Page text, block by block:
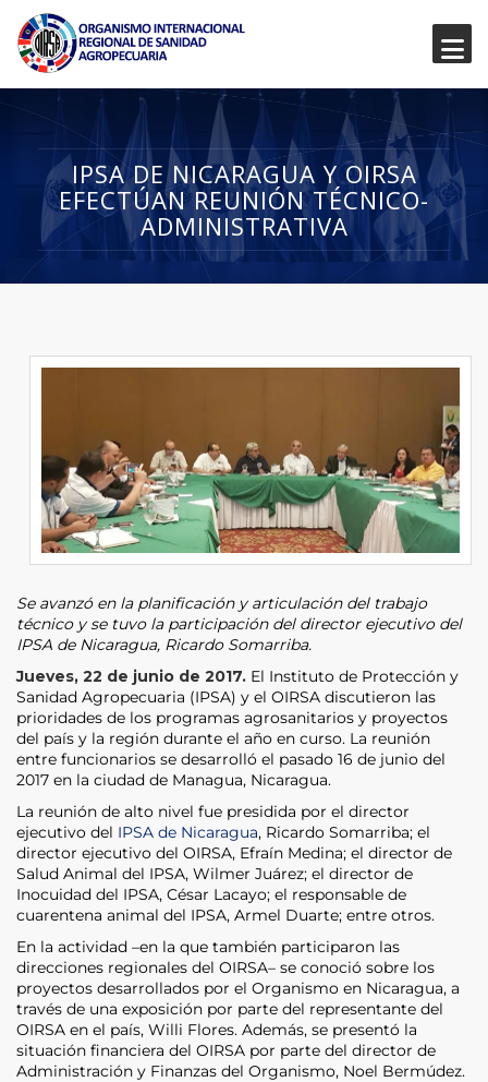
IPSA DE NICARAGUA Y OIRSA
EFECTÚAN REUNIÓN TÉCNICO-
ADMINISTRATIVA
Se avanzó en la planificación y articulación del trabajo
técnico y se tuvo la participación del director ejecutivo del
IPSA de Nicaragua, Ricardo Somarriba.
Jueves, 22 de junio de 2017. El Instituto de Protección y
Sanidad Agropecuaria (IPSA) y el OIRSA discutieron las
prioridades de los programas agrosanitarios y proyectos
del país y la región durante el año en curso. La reunión
entre funcionarios se desarrolló el pasado 16 de junio del
2017 en la ciudad de Managua, Nicaragua.
La reunión de alto nivel fue presidida por el director
ejecutivo del IPSA de Nicaragua, Ricardo Somarriba; el
director ejecutivo del OIRSA, Efraín Medina; el director de
Salud Animal del IPSA, Wilmer Juárez; el director de
Inocuidad del IPSA, César Lacayo; el responsable de
cuarentena animal del IPSA, Armel Duarte; entre otros.
En la actividad –en la que también participaron las
direcciones regionales del OIRSA– se conoció sobre los
proyectos desarrollados por el Organismo en Nicaragua, a
través de una exposición por parte del representante del
OIRSA en el país, Willi Flores. Además, se presentó la
situación financiera del OIRSA por parte del director de
Administración y Finanzas del Organismo, Noel Bermúdez.